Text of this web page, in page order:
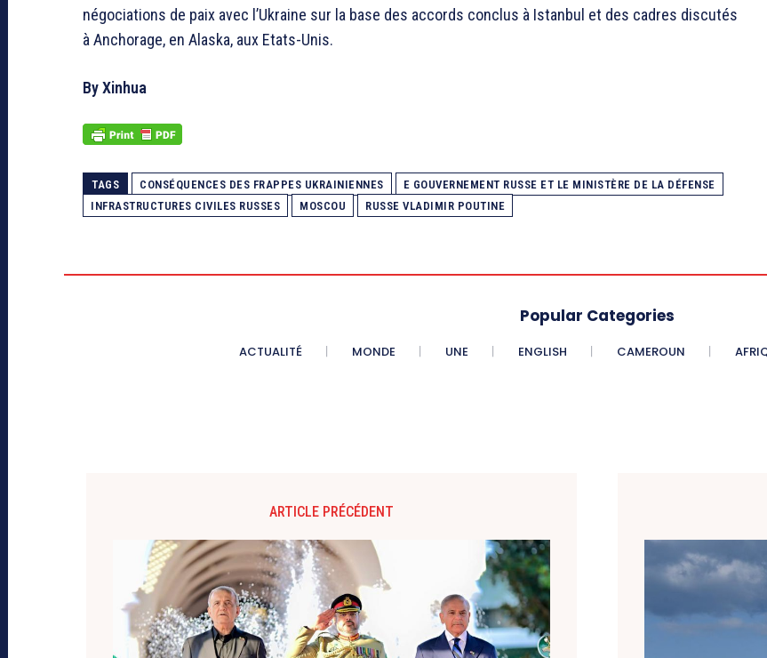
négociations de paix avec l’Ukraine sur la base des accords conclus à Istanbul et des cadres discutés
à Anchorage, en Alaska, aux Etats-Unis.
By Xinhua
TAGS CONSÉQUENCES DES FRAPPES UKRAINIENNES
E GOUVERNEMENT RUSSE ET LE MINISTÈRE DE LA DÉFENSE
INFRASTRUCTURES CIVILES RUSSES
MOSCOU RUSSE VLADIMIR POUTINE
Popular Categories
ACTUALITÉ MONDE UNE ENGLISH CAMEROUN
ARTICLE PRÉCÉDENT